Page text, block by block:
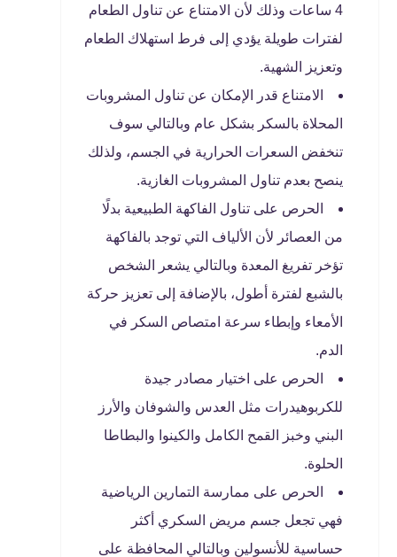
4 ساعات وذلك لأن الامتناع عن تناول الطعام
لفترات طويلة يؤدي إلى فرط استهلاك الطعام
وتعزيز الشهية.
الامتناع قدر الإمكان عن تناول المشروبات
المحلاة بالسكر بشكل عام وبالتالي سوف
تنخفض السعرات الحرارية في الجسم، ولذلك
ينصح بعدم تناول المشروبات الغازية.
الحرص على تناول الفاكهة الطبيعية بدلًا
من العصائر لأن الألياف التي توجد بالفاكهة
تؤخر تفريغ المعدة وبالتالي يشعر الشخص
بالشبع لفترة أطول، بالإضافة إلى تعزيز حركة
الأمعاء وإبطاء سرعة امتصاص السكر في
الدم.
الحرص على اختيار مصادر جيدة
للكربوهيدرات مثل العدس والشوفان والأرز
البني وخبز القمح الكامل والكينوا والبطاطا
الحلوة.
الحرص على ممارسة التمارين الرياضية
فهي تجعل جسم مريض السكري أكثر
حساسية للأنسولين وبالتالي المحافظة على